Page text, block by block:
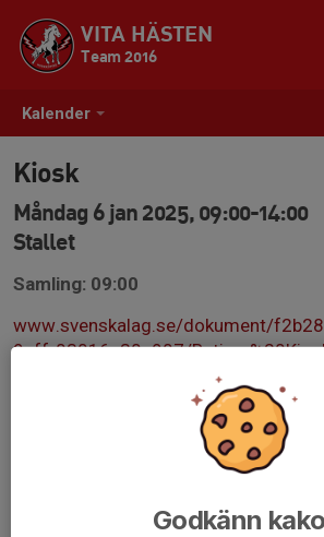
Kalender
VITA HÄSTEN
Team 2016
Kiosk
Måndag 6 jan 2025, 09:00-14:00
Stallet
Samling: 09:00
www.svenskalag.se/dokument/
9eff-03016a30e907/
Godkänn